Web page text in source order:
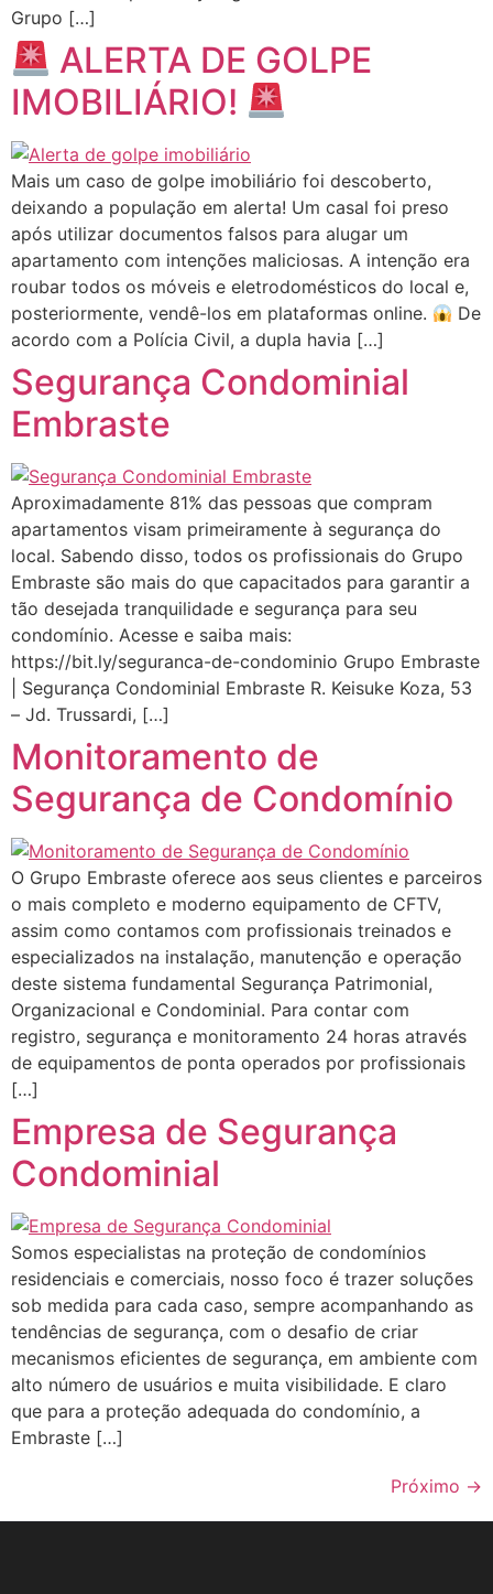
Grupo […]
ALERTA DE GOLPE
IMOBILIÁRIO!
Mais um caso de golpe imobiliário foi descoberto,
deixando a população em alerta! Um casal foi preso
após utilizar documentos falsos para alugar um
apartamento com intenções maliciosas. A intenção era
roubar todos os móveis e eletrodomésticos do local e,
posteriormente, vendê-los em plataformas online.
De
acordo com a Polícia Civil, a dupla havia […]
Segurança Condominial
Embraste
Aproximadamente 81% das pessoas que compram
apartamentos visam primeiramente à segurança do
local. Sabendo disso, todos os profissionais do Grupo
Embraste são mais do que capacitados para garantir a
tão desejada tranquilidade e segurança para seu
condomínio. Acesse e saiba mais:
⁠https://bit.ly/seguranca-de-condominio Grupo Embraste
| Segurança Condominial Embraste R. Keisuke Koza, 53
– Jd. Trussardi, […]
Monitoramento de
Segurança de Condomínio
O Grupo Embraste oferece aos seus clientes e parceiros
o mais completo e moderno equipamento de CFTV,
assim como contamos com profissionais treinados e
especializados na instalação, manutenção e operação
deste sistema fundamental Segurança Patrimonial,
Organizacional e Condominial. Para contar com
registro, segurança e monitoramento 24 horas através
de equipamentos de ponta operados por profissionais
[…]
Empresa de Segurança
Condominial
Somos especialistas na proteção de condomínios
residenciais e comerciais, nosso foco é trazer soluções
sob medida para cada caso, sempre acompanhando as
tendências de segurança, com o desafio de criar
mecanismos eficientes de segurança, em ambiente com
alto número de usuários e muita visibilidade. E claro
que para a proteção adequada do condomínio, a
Embraste […]
Próximo →